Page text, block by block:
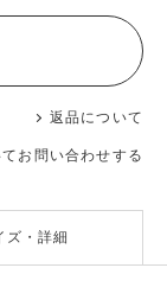
返品について
お問い合わせする
ズ・詳細